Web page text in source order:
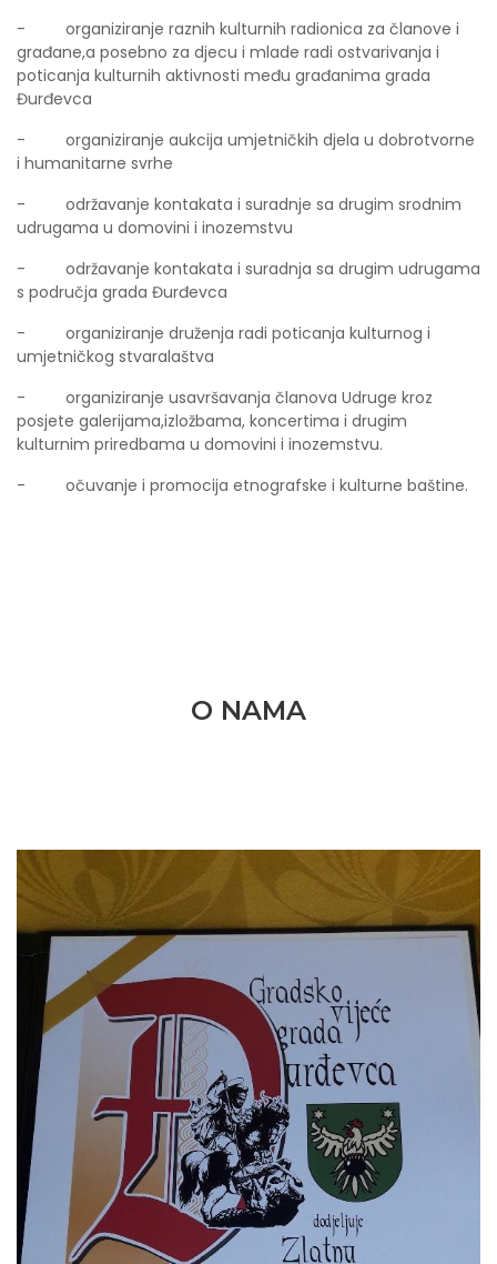
- organiziranje raznih kulturnih radionica za članove i
građane,a posebno za djecu i mlade radi ostvarivanja i
poticanja kulturnih aktivnosti među građanima grada
Đurđevca
- organiziranje aukcija umjetničkih djela u dobrotvorne
i humanitarne svrhe
- održavanje kontakata i suradnje sa drugim srodnim
udrugama u domovini i inozemstvu
- održavanje kontakata i suradnja sa drugim udrugama
s područja grada Đurđevca
- organiziranje druženja radi poticanja kulturnog i
umjetničkog stvaralaštva
- organiziranje usavršavanja članova Udruge kroz
posjete galerijama,izložbama, koncertima i drugim
kulturnim priredbama u domovini i inozemstvu.
- očuvanje i promocija etnografske i kulturne baštine.
O NAMA